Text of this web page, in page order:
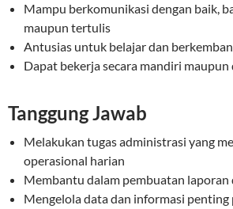
Mampu berkomunikasi dengan baik,
maupun tertulis
Antusias untuk belajar dan
Dapat bekerja secara mandiri maupun
Tanggung Jawab
Melakukan tugas administrasi yang
operasional harian
Membantu dalam pembuatan laporan
Mengelola data dan informasi penting